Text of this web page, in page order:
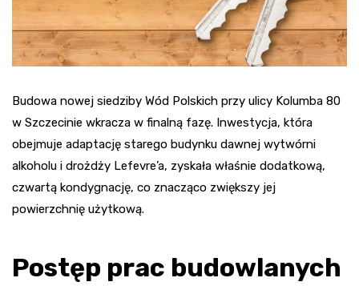
Budowa nowej siedziby Wód Polskich przy ulicy Kolumba 80
w Szczecinie wkracza w finalną fazę. Inwestycja, która
obejmuje adaptację starego budynku dawnej wytwórni
alkoholu i drożdży Lefevre’a, zyskała właśnie dodatkową,
czwartą kondygnację, co znacząco zwiększy jej
powierzchnię użytkową.
Postęp prac budowlanych